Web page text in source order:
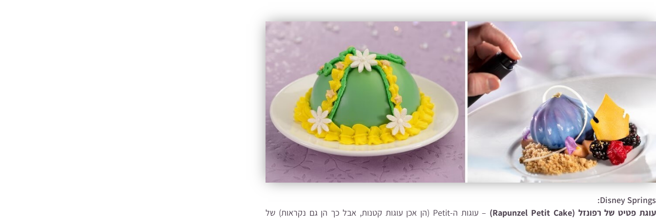
Disney Springs:
עוגת פטיט של רפונזל (Rapunzel Petit Cake)
– עוגות ה-Petit (הן אכן עוגות קטנות, אבל כך הן גם נקראות) של